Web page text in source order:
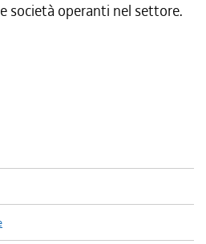
società operanti nel settore.